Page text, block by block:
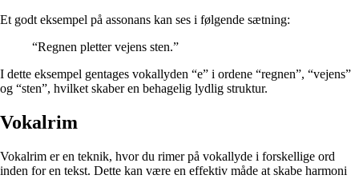
Et godt eksempel på assonans kan ses i følgende sætning:
“Regnen pletter vejens sten.”
I dette eksempel gentages vokallyden “e” i ordene “regnen”, “vejens”
og “sten”, hvilket skaber en behagelig lydlig struktur.
Vokalrim
Vokalrim er en teknik, hvor du rimer på vokallyde i forskellige ord
inden for en tekst. Dette kan være en effektiv måde at skabe harmoni